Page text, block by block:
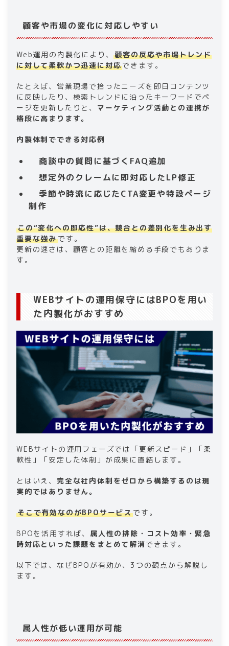
顧客や市場の変化に対応しやすい
Web運用の内製化により、顧客の反応や市場トレンド
に対して柔軟かつ迅速に対応できます。
たとえば、営業現場で拾ったニーズを即日コンテンツ
に反映したり、検索トレンドに沿ったキーワードでペ
ージを更新したりと、 マーケティング活動との連携が
格段に高まります。
内製体制でできる対応例
商談中の質問に基づくFAQ追加
想定外のクレームに即対応したLP修正
季節や時流に応じたCTA変更や特設ページ
制作
この“変化への即応性”は、競合との差別化を生み出す
重要な強みです。
更新の速さは、顧客との距離を縮める手段でもありま
す。
WEBサイトの運用保守にはBPOを用い
た内製化がおすすめ
WEBサイトの運用フェーズでは「更新スピード」「柔
軟性」「安定した体制」が成果に直結します。
とはいえ、 完全な社内体制をゼロから構築するのは現
実的ではありません。
そこで有効なのがBPOサービスです。
BPOを活用すれば、 属人性の排除・コスト効率・緊急
時対応といった課題をまとめて解消できます。
以下では、なぜBPOが有効か、3つの観点から解説し
ます。
属人性が低い運用が可能